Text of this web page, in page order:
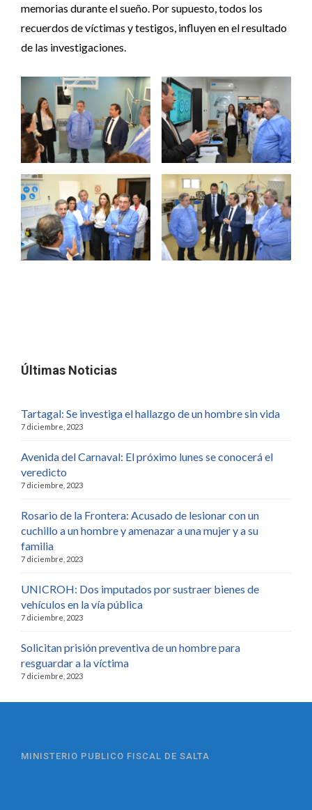
memorias durante el sueño. Por supuesto, todos los
recuerdos de víctimas y testigos, influyen en el resultado
de las investigaciones.
Últimas Noticias
Tartagal: Se investiga el hallazgo de un hombre sin vida
7 diciembre, 2023
Avenida del Carnaval: El próximo lunes se conocerá el
veredicto
7 diciembre, 2023
Rosario de la Frontera: Acusado de lesionar con un
cuchillo a un hombre y amenazar a una mujer y a su
familia
7 diciembre, 2023
UNICROH: Dos imputados por sustraer bienes de
vehículos en la vía pública
7 diciembre, 2023
Solicitan prisión preventiva de un hombre para
resguardar a la víctima
7 diciembre, 2023
MINISTERIO PUBLICO FISCAL DE SALTA